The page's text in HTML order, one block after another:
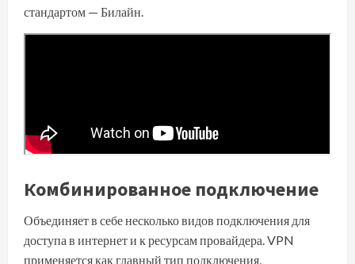
стандартом — Билайн.
Комбинированное подключение
Объединяет в себе несколько видов подключения для
доступа в интернет и к ресурсам провайдера. VPN
применяется как главный тип подключения,